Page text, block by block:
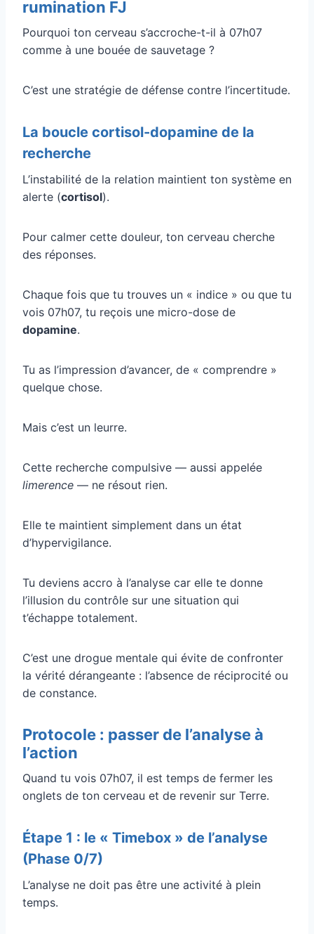
rumination FJ
Pourquoi ton cerveau s’accroche-t-il à 07h07
comme à une bouée de sauvetage ?
C’est une stratégie de défense contre l’incertitude.
La boucle cortisol-dopamine de la
recherche
L’instabilité de la relation maintient ton système en
alerte (cortisol).
Pour calmer cette douleur, ton cerveau cherche
des réponses.
Chaque fois que tu trouves un « indice » ou que tu
vois 07h07, tu reçois une micro-dose de
dopamine.
Tu as l’impression d’avancer, de « comprendre »
quelque chose.
Mais c’est un leurre.
Cette recherche compulsive — aussi appelée
limerence — ne résout rien.
Elle te maintient simplement dans un état
d’hypervigilance.
Tu deviens accro à l’analyse car elle te donne
l’illusion du contrôle sur une situation qui
t’échappe totalement.
C’est une drogue mentale qui évite de confronter
la vérité dérangeante : l’absence de réciprocité ou
de constance.
Protocole : passer de l’analyse à
l’action
Quand tu vois 07h07, il est temps de fermer les
onglets de ton cerveau et de revenir sur Terre.
Étape 1 : le « Timebox » de l’analyse
(Phase 0/7)
L’analyse ne doit pas être une activité à plein
temps.